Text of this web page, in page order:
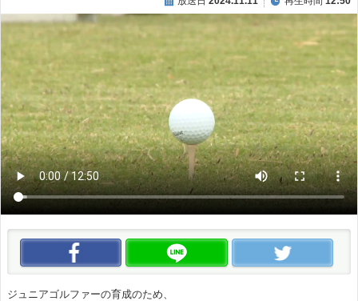
この動画をいいね！ この動画をLINEで送る
ジュニアゴルファーの育成のため、